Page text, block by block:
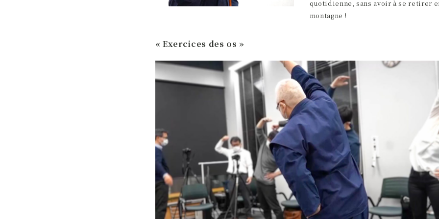
quotidienne, sans avoir à se retirer
montagne !
« Exercices des os »